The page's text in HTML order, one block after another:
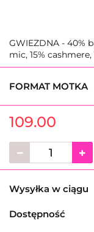
GWIEZDNA - 40%
mic, 15%
FORMAT MOTKA
109.00
Wysyłka w ciągu
Dostępność